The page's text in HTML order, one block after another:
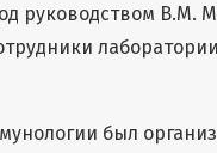
руководством В.М.
был